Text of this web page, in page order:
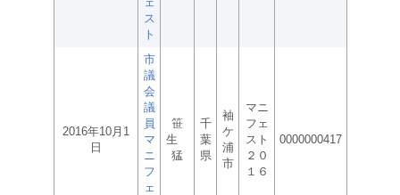
ス
ト
2016年10月1
日
市
議
会
議
員
マ
ニ
フ
ェ
笹
生
猛
千
葉
県
袖
ケ
浦
市
マニ
フェ
スト
２０
１６
0000000417